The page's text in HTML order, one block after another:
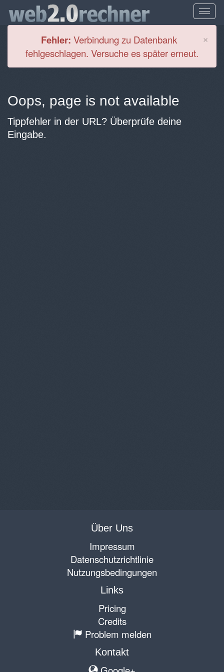
×
Fehler: Verbindung zu Datenbank
fehlgeschlagen. Versuche es später erneut.
Oops, page is not available
Tippfehler in der URL? Überprüfe deine
Eingabe.
Über Uns
Impressum
Datenschutzrichtlinie
Nutzungsbedingungen
Links
Pricing
Credits
Problem melden
Kontakt